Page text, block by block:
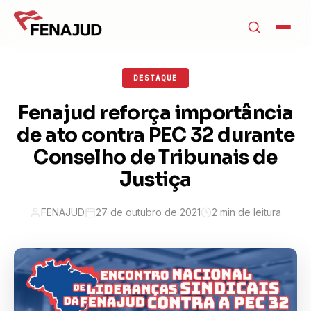
DESTAQUE
Fenajud reforça importância
de ato contra PEC 32 durante
Conselho de Tribunais de
Justiça
FENAJUD 27 de outubro de 2021 2 min de leitura